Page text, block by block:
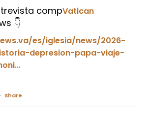
compVatican
👇
es/iglesia/news/2026-
depresion-papa-viaje-
· Share